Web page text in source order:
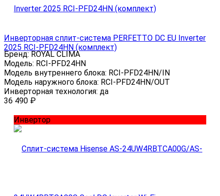
Инверторная сплит-система PERFETTO DC EU Inverter
2025 RCI-PFD24HN (комплект)
Бренд:ROYAL CLIMA
Модель: RCI-PFD24HN
Модель внутреннего блока: RCI-PFD24HN/IN
Модель наружного блока: RCI-PFD24HN/OUT
Инверторная технология: да
36 490 ₽
Инвертор